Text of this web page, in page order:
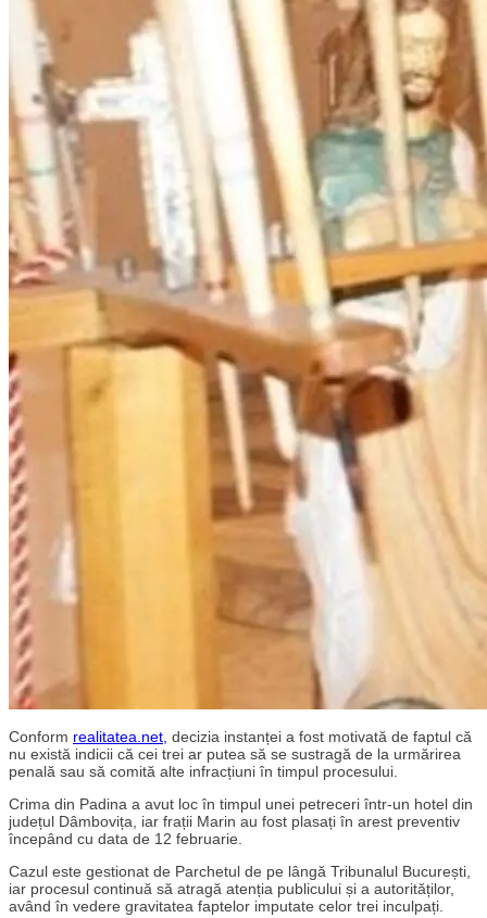
Conform realitatea.net, decizia instanței a fost motivată de faptul că
nu există indicii că cei trei ar putea să se sustragă de la urmărirea
penală sau să comită alte infracțiuni în timpul procesului.
Crima din Padina a avut loc în timpul unei petreceri într-un hotel din
județul Dâmbovița, iar frații Marin au fost plasați în arest preventiv
începând cu data de 12 februarie.
Cazul este gestionat de Parchetul de pe lângă Tribunalul București,
iar procesul continuă să atragă atenția publicului și a autorităților,
având în vedere gravitatea faptelor imputate celor trei inculpați.